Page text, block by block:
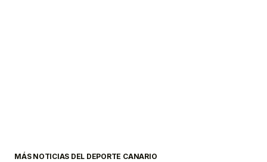
MÁS NOTICIAS DEL DEPORTE CANARIO